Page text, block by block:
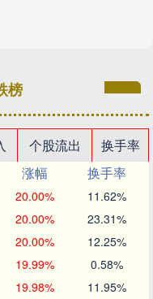
榜
个股流出
换手率
涨幅
换手率
20.00% 11.62%
20.00% 23.31%
20.00% 12.25%
19.99% 0.58%
19.98% 11.95%